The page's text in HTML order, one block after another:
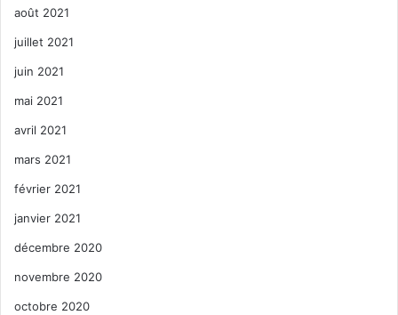
août 2021
juillet 2021
juin 2021
mai 2021
avril 2021
mars 2021
février 2021
janvier 2021
décembre 2020
novembre 2020
octobre 2020